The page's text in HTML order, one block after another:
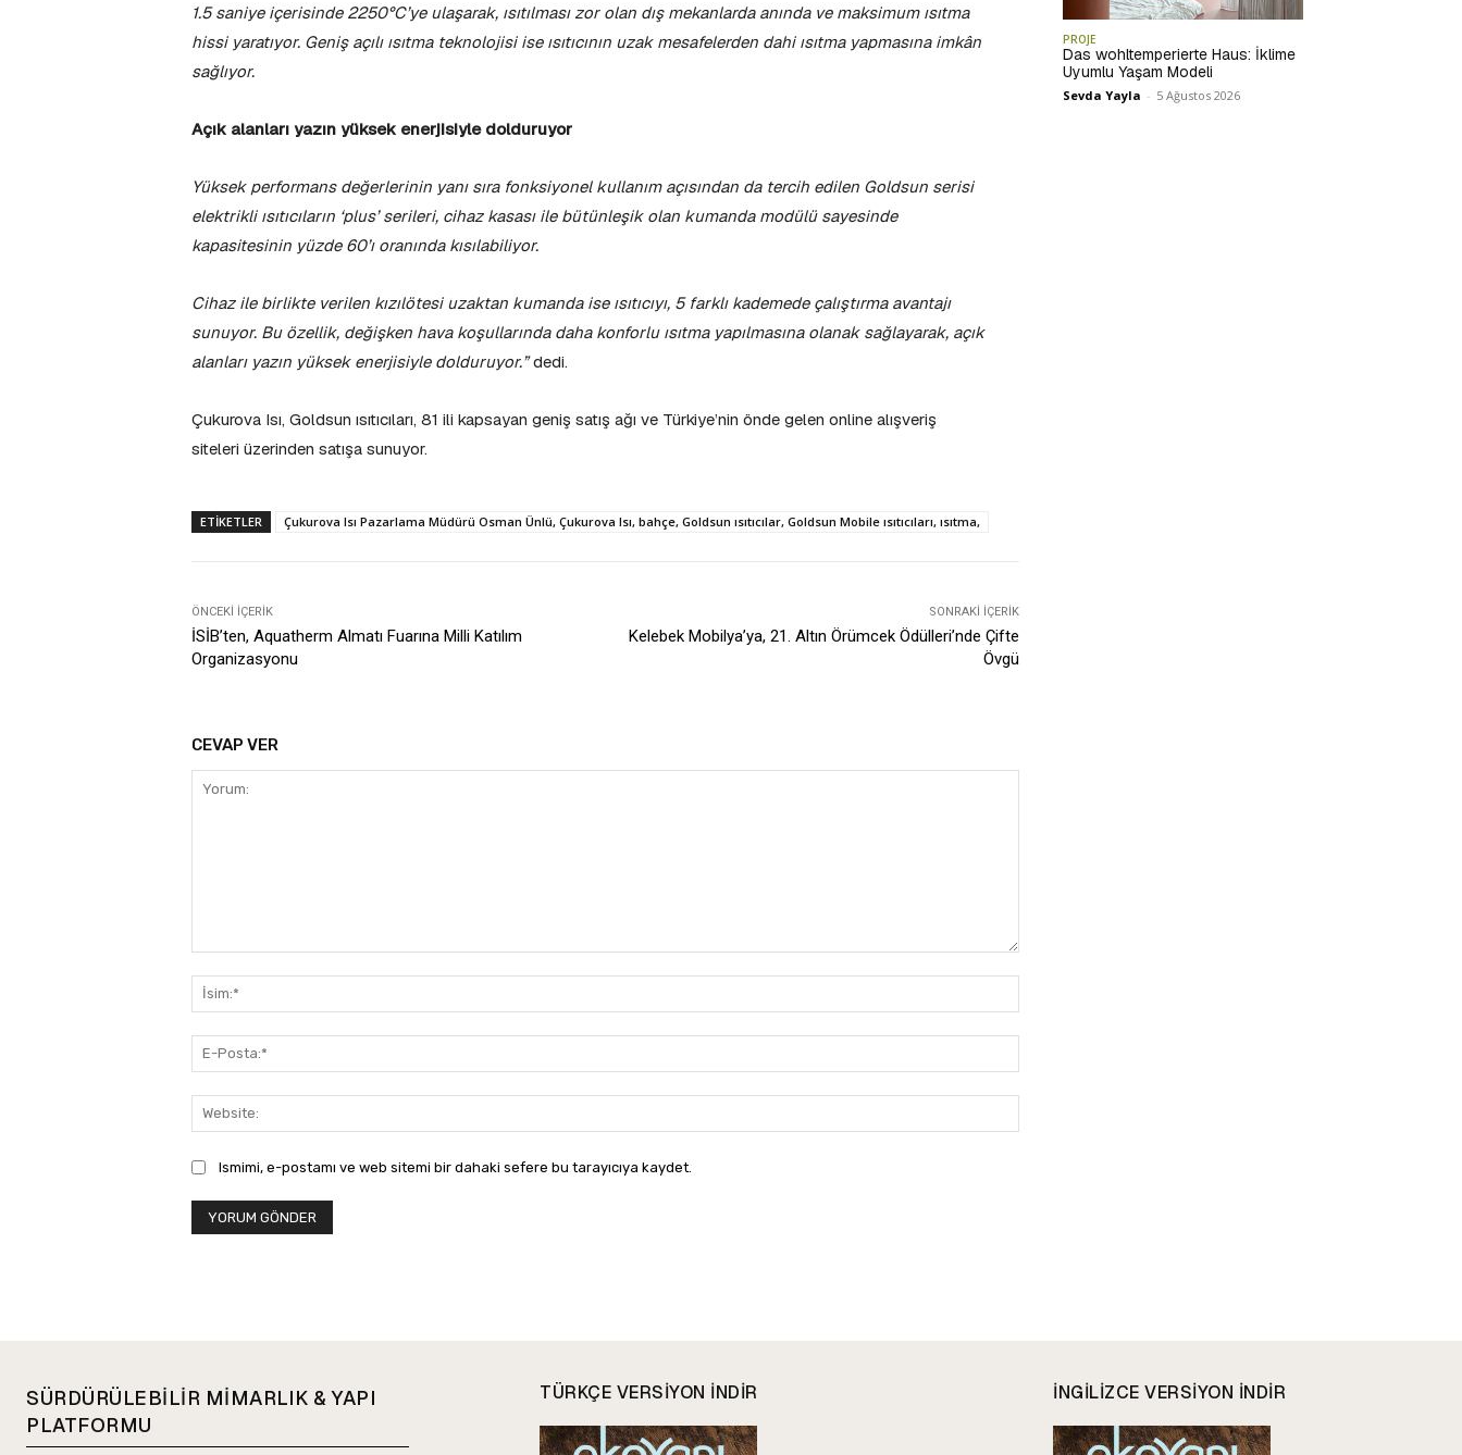
1.5 saniye içerisinde 2250°C’ye ulaşarak, ısıtılması zor olan dış mekanlarda anında ve maksimum ısıtma
hissi yaratıyor. Geniş açılı ısıtma teknolojisi ise ısıtıcının uzak mesafelerden dahi ısıtma yapmasına imkân
sağlıyor.
Açık alanları yazın yüksek enerjisiyle dolduruyor
Yüksek performans değerlerinin yanı sıra fonksiyonel kullanım açısından da tercih edilen Goldsun serisi
elektrikli ısıtıcıların ‘plus’ serileri, cihaz kasası ile bütünleşik olan kumanda modülü sayesinde
kapasitesinin yüzde 60’ı oranında kısılabiliyor.
Cihaz ile birlikte verilen kızılötesi uzaktan kumanda ise ısıtıcıyı, 5 farklı kademede çalıştırma avantajı
sunuyor. Bu özellik, değişken hava koşullarında daha konforlu ısıtma yapılmasına olanak sağlayarak, açık
alanları yazın yüksek enerjisiyle dolduruyor.”dedi.
Çukurova Isı, Goldsun ısıtıcıları, 81 ili kapsayan geniş satış ağı ve Türkiye’nin önde gelen online alışveriş
siteleri üzerinden satışa sunuyor.
ETIKETLER Çukurova Isı Pazarlama Müdürü Osman Ünlü, Çukurova Isı, bahçe, Goldsun ısıtıcılar, Goldsun Mobile ısıtıcıları, ısıtma,
ÖNCEKI İÇERIK
İSİB’ten, Aquatherm Almatı Fuarına Milli Katılım
Organizasyonu
SONRAKI İÇERIK
Kelebek Mobilya’ya, 21. Altın Örümcek Ödülleri’nde Çifte
Övgü
CEVAP VER
Posta:*
Ismimi, e-postamı ve web sitemi bir dahaki sefere bu tarayıcıya kaydet.
PROJE
Das wohltemperierte Haus: İklime
Uyumlu Yaşam Modeli
Sevda Yayla - 5 Ağustos 2026
SÜRDÜRÜLEBİLİR MİMARLIK & YAPI
PLATFORMU
TÜRKÇE VERSIYON INDIR INGILIZCE VERSIYON INDIR